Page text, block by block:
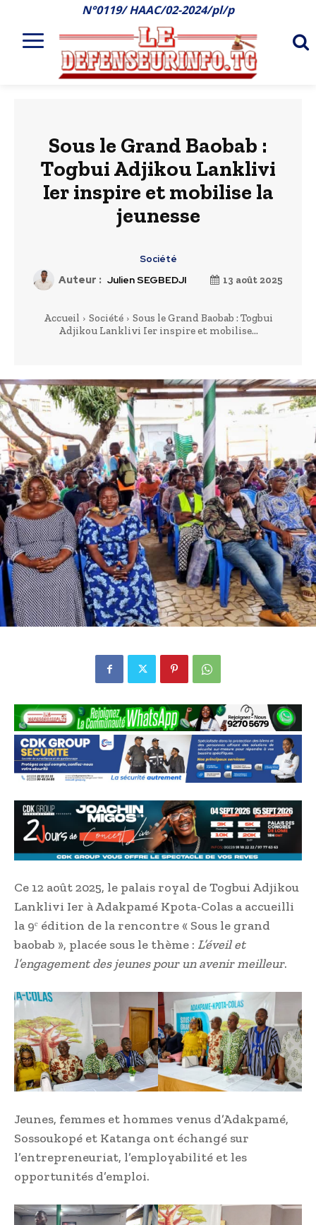
N°0119/ HAAC/02-2024/pl/p
Sous le Grand Baobab :
Togbui Adjikou Lanklivi
Ier inspire et mobilise la
jeunesse
Société
Auteur : Julien SEGBEDJI 13 août 2025
Accueil Société
Sous le Grand Baobab : Togbui
Adjikou Lanklivi Ier inspire et mobilise...
Ce 12 août 2025, le palais royal de Togbui Adjikou
Lanklivi Ier à Adakpamé Kpota-Colas a accueilli
la 9ᵉ édition de la rencontre « Sous le grand
baobab », placée sous le thème : L’éveil et
l’engagement des jeunes pour un avenir meilleur.
Jeunes, femmes et hommes venus d’Adakpamé,
Sossoukopé et Katanga ont échangé sur
l’entrepreneuriat, l’employabilité et les
opportunités d’emploi.